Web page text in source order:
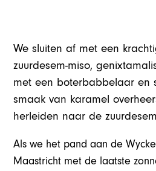
We sluiten af met een
zuurdesem-miso,
met een boterbabbelaar en
smaak van karamel
herleiden naar de
Als we het pand aan de
Maastricht met de laatste